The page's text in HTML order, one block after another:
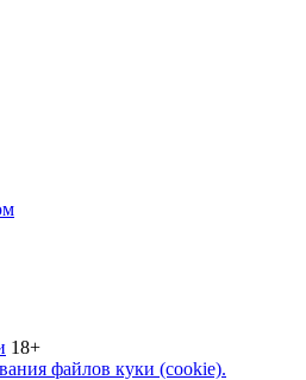
18+
файлов куки (cookie).